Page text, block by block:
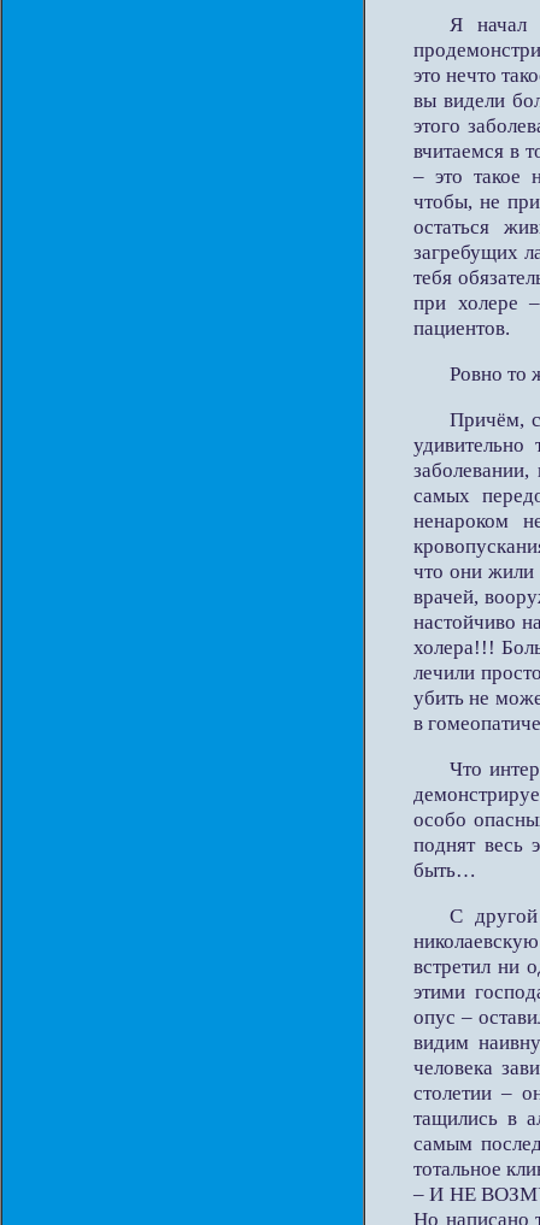
Я начал
это нечто
вы видели
этого
вчитаемся в
– это такое
чтобы, не
остаться
загребущих
тебя
при холере
пациентов.
Ровно то
Причём,
самых
ненароком
что они жили
врачей,
настойчиво
холера!!!
лечили
убить не
в
Что
особо
поднят весь
быть…
С
встретил ни
этими
опус –
видим
человека
столетии –
тащились в
самым
тотальное
– И НЕ
Но написано